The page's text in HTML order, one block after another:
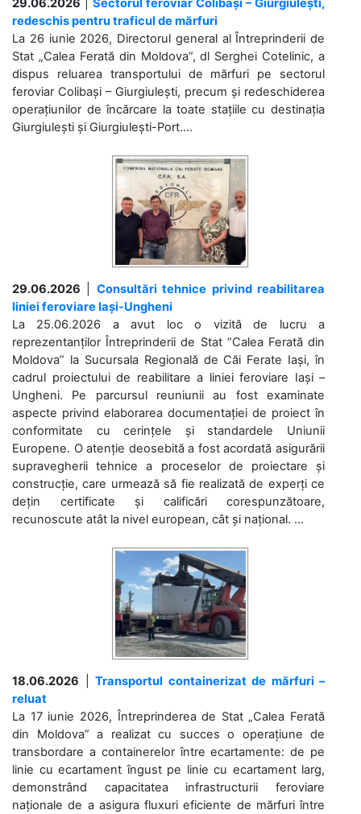
29.06.2026
Sectorul feroviar Colibași – Giurgiulești,
redeschis pentru traficul de mărfuri
La 26 iunie 2026, Directorul general al Întreprinderii de
Stat „Calea Ferată din Moldova”, dl Serghei Cotelinic, a
dispus reluarea transportului de mărfuri pe sectorul
feroviar Colibași – Giurgiulești, precum și redeschiderea
operațiunilor de încărcare la toate stațiile cu destinația
Giurgiulești și Giurgiulești-Port....
29.06.2026
Consultări tehnice privind reabilitarea
liniei feroviare Iași-Ungheni
La 25.06.2026 a avut loc o vizită de lucru a
reprezentanților Întreprinderii de Stat ”Calea Ferată din
Moldova” la Sucursala Regională de Căi Ferate Iași, în
cadrul proiectului de reabilitare a liniei feroviare Iași –
Ungheni. Pe parcursul reuniunii au fost examinate
aspecte privind elaborarea documentației de proiect în
conformitate cu cerințele și standardele Uniunii
Europene. O atenție deosebită a fost acordată asigurării
supravegherii tehnice a proceselor de proiectare și
construcție, care urmează să fie realizată de experți ce
dețin certificate și calificări corespunzătoare,
recunoscute atât la nivel european, cât și național. ...
18.06.2026
Transportul containerizat de mărfuri –
reluat
La 17 iunie 2026, Întreprinderea de Stat „Calea Ferată
din Moldova” a realizat cu succes o operațiune de
transbordare a containerelor între ecartamente: de pe
linie cu ecartament îngust pe linie cu ecartament larg,
demonstrând capacitatea infrastructurii feroviare
naționale de a asigura fluxuri eficiente de mărfuri între